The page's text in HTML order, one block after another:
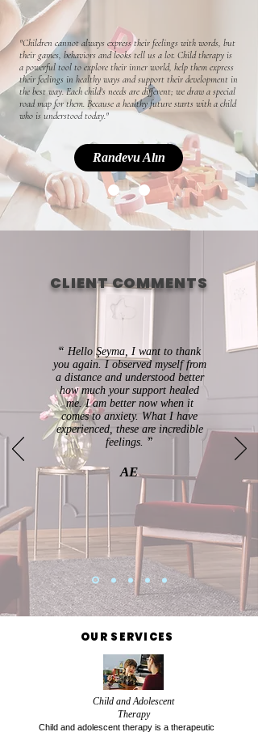
"Children cannot always express their feelings with words, but
their games, behaviors and looks tell us a lot. Child therapy is
a powerful tool to explore their inner world, help them express
their feelings in healthy ways and support their development in
the best way. Each child's needs are different; we draw a special
road map for them. Because a healthy future starts with a child
who is understood today."
Randevu Alın
CLIENT COMMENTS
“ Hello Şeyma, I want to thank
you again. I observed myself from
a distance and understood better
how much your support healed
me. I am better now when it
comes to anxiety. What I have
experienced, these are incredible
feelings. ”
AE
OUR SERVICES
Child and Adolescent
Therapy
Child and adolescent therapy is a therapeutic